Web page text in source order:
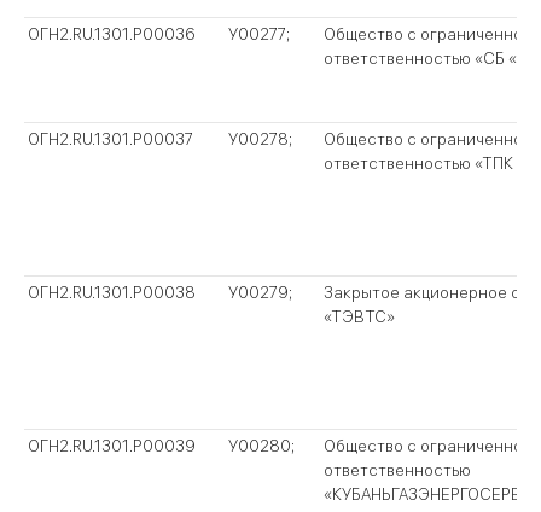
ОГН2.RU.1301.P00036 У00277;
Общество с ограниченной
ответственностью «СБ
ОГН2.RU.1301.P00037 У00278;
Общество с ограниченной
ответственностью «ТПК
ОГН2.RU.1301.P00038 У00279;
Закрытое акционерное
«ТЭВТС»
ОГН2.RU.1301.P00039 У00280;
Общество с ограниченной
ответственностью